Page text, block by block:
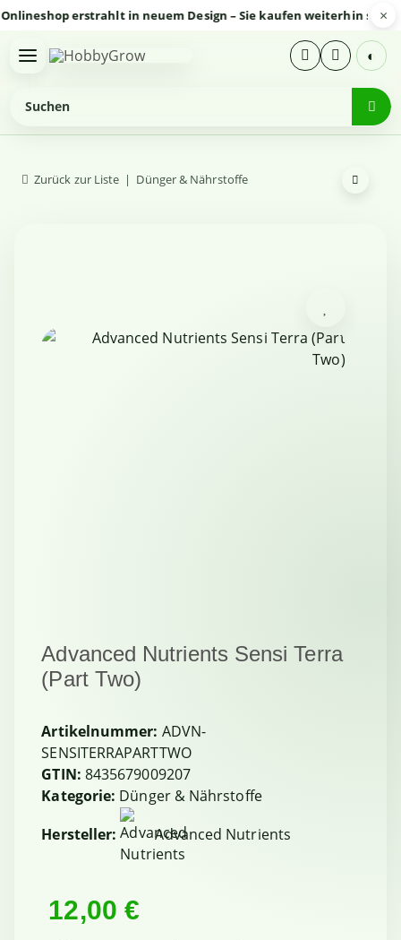
erstrahlt in neuem Design – Sie kaufen weiterhin sicher ×
◐
Zurück zur Liste Dünger & Nährstoffe
Advanced Nutrients Sensi Terra
(Part Two)
Artikelnummer: ADVN-
SENSITERRAPARTTWO
GTIN: 8435679009207
Kategorie: Dünger & Nährstoffe
Hersteller:
Advanced Nutrients
12,00 €